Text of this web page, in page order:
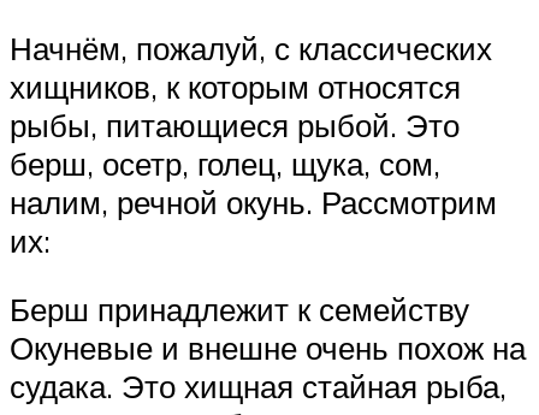
Начнём, пожалуй, с классических
хищников, к которым относятся
рыбы, питающиеся рыбой. Это
берш, осетр, голец, щука, сом,
налим, речной окунь. Рассмотрим
их:
Берш принадлежит к семейству
Окуневые и внешне очень похож на
судака. Это хищная стайная рыба,